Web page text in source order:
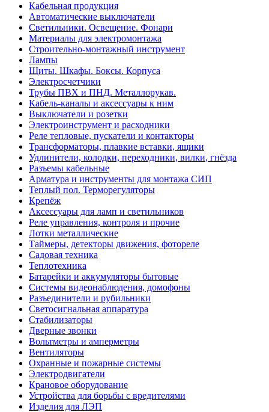
Кабельная продукция
Автоматические выключатели
Светильники. Освещение. Фонари
Материалы для электромонтажа
Строительно-монтажный инструмент
Лампы
Щиты. Шкафы. Боксы. Корпуса
Электросчетчики
Трубы ПВХ и ПНД. Металлорукав.
Кабель-каналы и аксессуары к ним
Выключатели и розетки
Электроинструмент и расходники
Реле тепловые, пускатели и контакторы
Трансформаторы, плавкие вставки, ящики
Удлинители, колодки, переходники, вилки, гнёзда
Разъемы кабельные
Арматура и инструменты для монтажа СИП
Теплый пол. Терморегуляторы
Крепёж
Аксессуары для ламп и светильников
Реле управления, контроля и прочие
Лотки металлические
Таймеры, детекторы движения, фотореле
Садовая техника
Теплотехника
Батарейки и аккумуляторы бытовые
Системы видеонаблюдения, домофоны
Разъединители и рубильники
Светосигнальная аппаратура
Стабилизаторы
Дверные звонки
Вольтметры и амперметры
Вентиляторы
Охранные и пожарные системы
Электродвигатели
Крановое оборудование
Устройства для борьбы с вредителями
Изделия для ЛЭП